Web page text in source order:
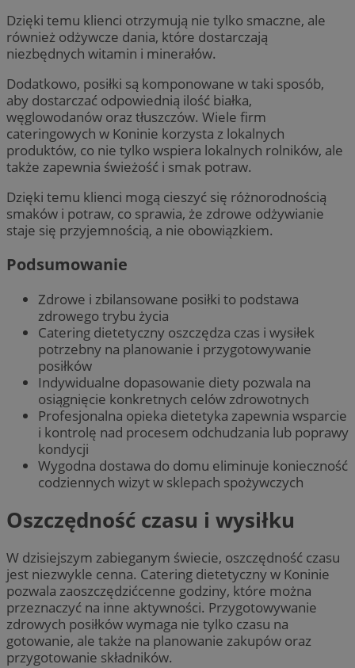
Dzięki temu klienci otrzymują nie tylko smaczne, ale
również odżywcze dania, które dostarczają
niezbędnych witamin i minerałów.
Dodatkowo, posiłki są komponowane w taki sposób,
aby dostarczać odpowiednią ilość białka,
węglowodanów oraz tłuszczów. Wiele firm
cateringowych w Koninie korzysta z lokalnych
produktów, co nie tylko wspiera lokalnych rolników, ale
także zapewnia świeżość i smak potraw.
Dzięki temu klienci mogą cieszyć się różnorodnością
smaków i potraw, co sprawia, że zdrowe odżywianie
staje się przyjemnością, a nie obowiązkiem.
Podsumowanie
Zdrowe i zbilansowane posiłki to podstawa
zdrowego trybu życia
Catering dietetyczny oszczędza czas i wysiłek
potrzebny na planowanie i przygotowywanie
posiłków
Indywidualne dopasowanie diety pozwala na
osiągnięcie konkretnych celów zdrowotnych
Profesjonalna opieka dietetyka zapewnia wsparcie
i kontrolę nad procesem odchudzania lub poprawy
kondycji
Wygodna dostawa do domu eliminuje konieczność
codziennych wizyt w sklepach spożywczych
Oszczędność czasu i wysiłku
W dzisiejszym zabieganym świecie, oszczędność czasu
jest niezwykle cenna. Catering dietetyczny w Koninie
pozwala zaoszczędzićcenne godziny, które można
przeznaczyć na inne aktywności. Przygotowywanie
zdrowych posiłków wymaga nie tylko czasu na
gotowanie, ale także na planowanie zakupów oraz
przygotowanie składników.